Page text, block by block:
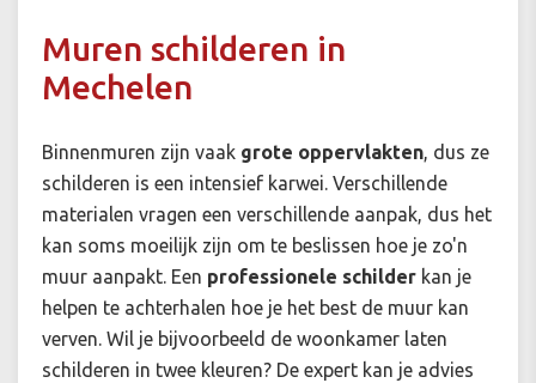
Muren schilderen in
Mechelen
Binnenmuren zijn vaak grote oppervlakten, dus ze
schilderen is een intensief karwei. Verschillende
materialen vragen een verschillende aanpak, dus het
kan soms moeilijk zijn om te beslissen hoe je zo'n
muur aanpakt. Een professionele schilder kan je
helpen te achterhalen hoe je het best de muur kan
verven. Wil je bijvoorbeeld de woonkamer laten
schilderen in twee kleuren? De expert kan je advies